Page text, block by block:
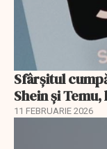
Sfârșitul
Shein și
11 FEBRUARIE 2026